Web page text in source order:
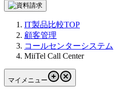
IT製品比較TOP
顧客管理
コールセンターシステム
MiiTel Call Center
マイメニュー